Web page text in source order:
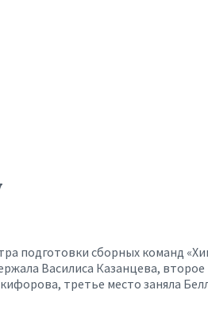
подготовки сборных команд
Василиса Казанцева,
третье место заняла